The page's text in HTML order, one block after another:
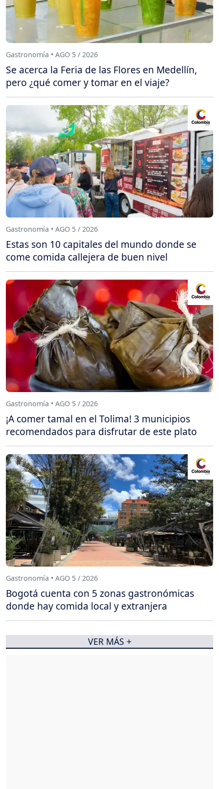
Gastronomía • AGO 5 / 2026
Se acerca la Feria de las Flores en Medellín,
pero ¿qué comer y tomar en el viaje?
Gastronomía • AGO 5 / 2026
Estas son 10 capitales del mundo donde se
come comida callejera de buen nivel
Gastronomía • AGO 5 / 2026
¡A comer tamal en el Tolima! 3 municipios
recomendados para disfrutar de este plato
Gastronomía • AGO 5 / 2026
Bogotá cuenta con 5 zonas gastronómicas
donde hay comida local y extranjera
VER MÁS +